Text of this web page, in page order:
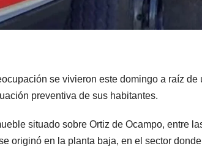
se vivieron este domingo a raíz
preventiva de sus habitantes.
situado sobre Ortiz de Ocampo, entre
originó en la planta baja, en el sector